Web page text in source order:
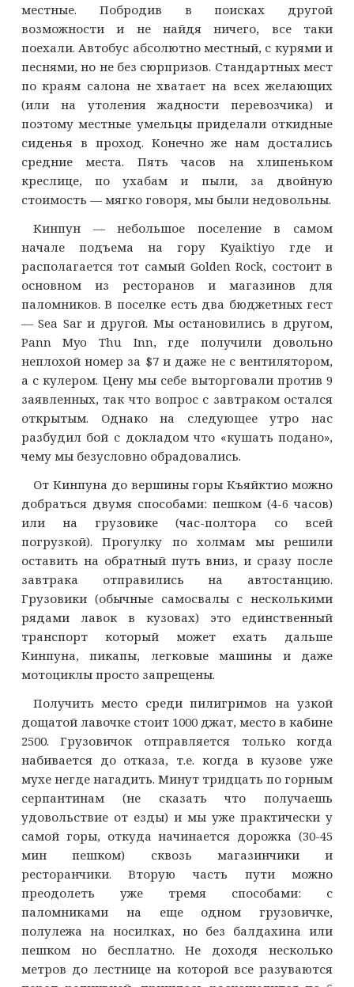
местные. Побродив в поисках другой
возможности и не найдя ничего, все таки
поехали. Автобус абсолютно местный, с курями и
песнями, но не без сюрпризов. Стандартных мест
по краям салона не хватает на всех желающих
(или на утоления жадности перевозчика) и
поэтому местные умельцы приделали откидные
сиденья в проход. Конечно же нам достались
средние места. Пять часов на хлипеньком
креслице, по ухабам и пыли, за двойную
стоимость — мягко говоря, мы были недовольны.
Кинпун — небольшое поселение в самом
начале подъема на гору Kyaiktiyo где и
располагается тот самый Golden Rock, состоит в
основном из ресторанов и магазинов для
паломников. В поселке есть два бюджетных гест
— Sea Sar и другой. Мы остановились в другом,
Pann Myo Thu Inn, где получили довольно
неплохой номер за $7 и даже не с вентилятором,
а с кулером. Цену мы себе выторговали против 9
заявленных, так что вопрос с завтраком остался
открытым. Однако на следующее утро нас
разбудил бой с докладом что «кушать подано»,
чему мы безусловно обрадовались.
От Кинпуна до вершины горы Къяйктио можно
добраться двумя способами: пешком (4-6 часов)
или на грузовике (час-полтора со всей
погрузкой). Прогулку по холмам мы решили
оставить на обратный путь вниз, и сразу после
завтрака отправились на автостанцию.
Грузовики (обычные самосвалы с несколькими
рядами лавок в кузовах) это единственный
транспорт который может ехать дальше
Кинпуна, пикапы, легковые машины и даже
мотоциклы просто запрещены.
Получить место среди пилигримов на узкой
дощатой лавочке стоит 1000 джат, место в кабине
2500. Грузовичок отправляется только когда
набивается до отказа, т.е. когда в кузове уже
мухе негде нагадить. Минут тридцать по горным
серпантинам (не сказать что получаешь
удовольствие от езды) и мы уже практически у
самой горы, откуда начинается дорожка (30-45
мин пешком) сквозь магазинчики и
ресторанчики. Вторую часть пути можно
преодолеть уже тремя способами: с
паломниками на еще одном грузовичке,
полулежа на носилках, но без балдахина или
пешком но бесплатно. Не доходя несколько
метров до лестнице на которой все разуваются